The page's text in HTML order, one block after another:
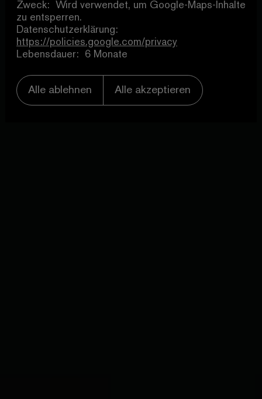
Zweck:
Wird verwendet, um Google-Maps-Inhalte
zu entsperren.
Datenschutzerklärung:
https://policies.google.com/privacy
Lebensdauer:
6 Monate
Alle ablehnen Alle akzeptieren